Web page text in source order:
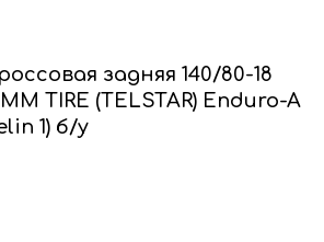
задняя 140/80-18
TIRE (TELSTAR) Enduro-A
1) б/у